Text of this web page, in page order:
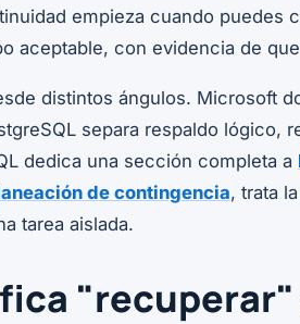
empieza cuando puedes
aceptable, con evidencia de
distintos ángulos. Microsoft
separa respaldo lógico,
dedica una sección completa a
de contingencia, trata
tarea aislada.